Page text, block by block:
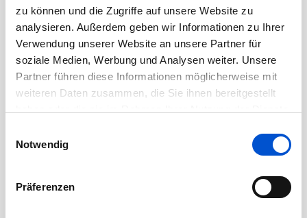
zu können und die Zugriffe auf unsere Website zu
analysieren. Außerdem geben wir Informationen zu Ihrer
Verwendung unserer Website an unsere Partner für
soziale Medien, Werbung und Analysen weiter. Unsere
Partner führen diese Informationen möglicherweise mit
weiteren Daten zusammen, die Sie ihnen bereitgestellt
Notwendig
Präferenzen
Juli 2020
Juni 2020
Mai 2020
April 2020
März 2020
Januar 2020